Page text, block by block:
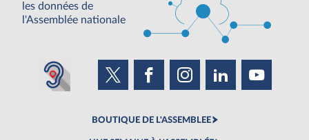
les données de
l'Assemblée nationale
BOUTIQUE DE L'ASSEMBLEE